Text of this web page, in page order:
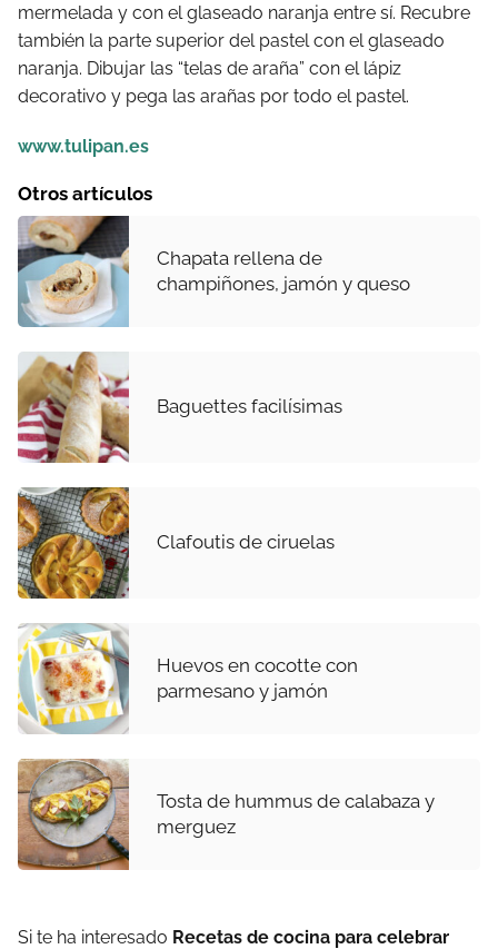
mermelada y con el glaseado naranja entre sí. Recubre
también la parte superior del pastel con el glaseado
naranja. Dibujar las “telas de araña” con el lápiz
decorativo y pega las arañas por todo el pastel.
www.tulipan.es
Otros artículos
Chapata rellena de
champiñones, jamón y queso
Baguettes facilísimas
Clafoutis de ciruelas
Huevos en cocotte con
parmesano y jamón
Tosta de hummus de calabaza y
merguez
Si te ha interesado Recetas de cocina para celebrar